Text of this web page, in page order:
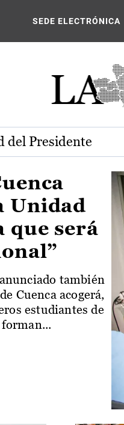
Castilla-
SEDE ELECTRÓNICA
del Presidente
Unidad
que será
también
Cuenca acogerá,
estudiantes de